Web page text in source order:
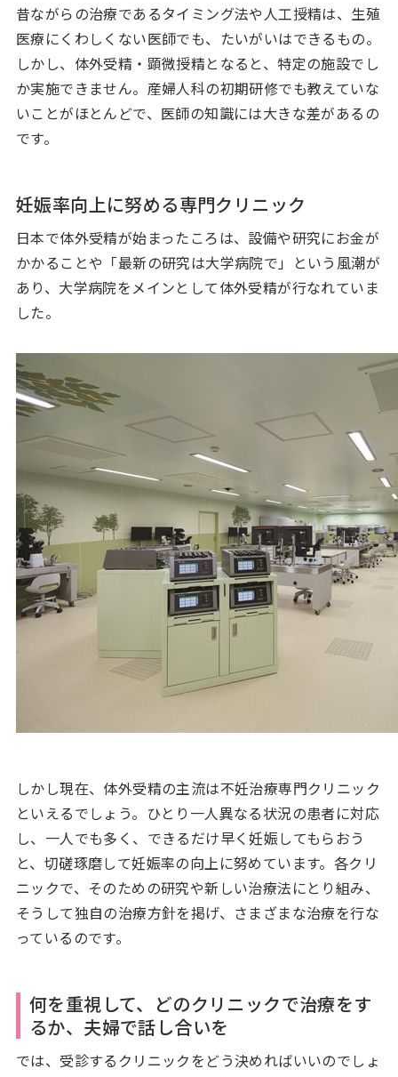
昔ながらの治療であるタイミング法や人工授精は、生殖
医療にくわしくない医師でも、たいがいはできるもの。
しかし、体外受精・顕微授精となると、特定の施設でし
か実施できません。産婦人科の初期研修でも教えていな
いことがほとんどで、医師の知識には大きな差があるの
です。
妊娠率向上に努める専門クリニック
日本で体外受精が始まったころは、設備や研究にお金が
かかることや「最新の研究は大学病院で」という風潮が
あり、大学病院をメインとして体外受精が行なれていま
した。
しかし現在、体外受精の主流は不妊治療専門クリニック
といえるでしょう。ひとり一人異なる状況の患者に対応
し、一人でも多く、できるだけ早く妊娠してもらおう
と、切磋琢磨して妊娠率の向上に努めています。各クリ
ニックで、そのための研究や新しい治療法にとり組み、
そうして独自の治療方針を掲げ、さまざまな治療を行な
っているのです。
何を重視して、どのクリニックで治療をす
るか、夫婦で話し合いを
では、受診するクリニックをどう決めればいいのでしょ